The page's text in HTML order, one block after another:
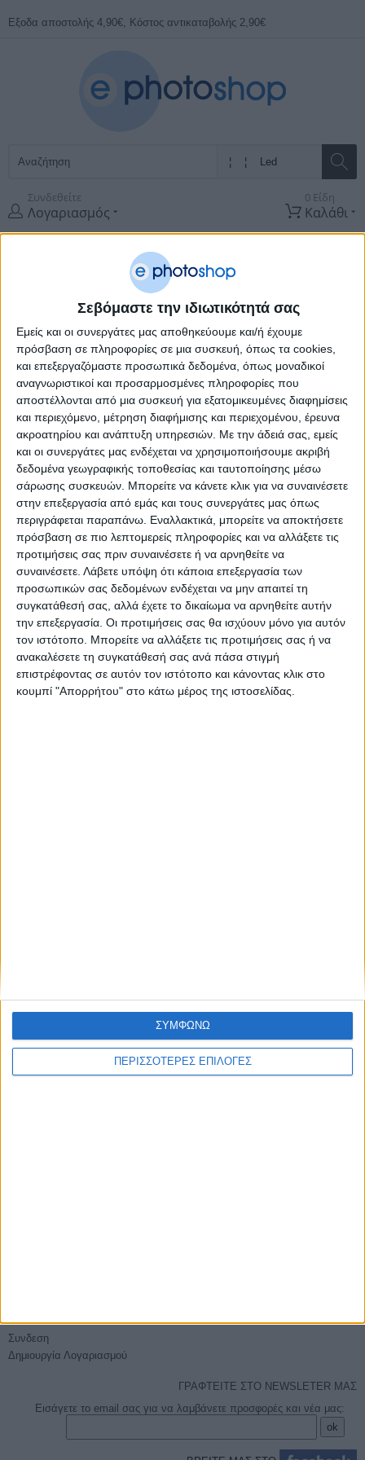
Σεβόμαστε την ιδιωτικότητά σας
Εμείς και οι συνεργάτες μας αποθηκεύουμε και/ή έχουμε
πρόσβαση σε πληροφορίες σε μια συσκευή, όπως τα cookies,
και επεξεργαζόμαστε προσωπικά δεδομένα, όπως μοναδικοί
αναγνωριστικοί και προσαρμοσμένες πληροφορίες που
αποστέλλονται από μια συσκευή για εξατομικευμένες διαφημίσεις
και περιεχόμενο, μέτρηση διαφήμισης και περιεχομένου, έρευνα
ακροατηρίου και ανάπτυξη υπηρεσιών. Με την άδειά σας, εμείς
και οι συνεργάτες μας ενδέχεται να χρησιμοποιήσουμε ακριβή
δεδομένα γεωγραφικής τοποθεσίας και ταυτοποίησης μέσω
σάρωσης συσκευών. Μπορείτε να κάνετε κλικ για να συναινέσετε
στην επεξεργασία από εμάς και τους συνεργάτες μας όπως
περιγράφεται παραπάνω. Εναλλακτικά, μπορείτε να αποκτήσετε
πρόσβαση σε πιο λεπτομερείς πληροφορίες και να αλλάξετε τις
προτιμήσεις σας πριν συναινέσετε ή να αρνηθείτε να
συναινέσετε. Λάβετε υπόψη ότι κάποια επεξεργασία των
προσωπικών σας δεδομένων ενδέχεται να μην απαιτεί τη
συγκατάθεσή σας, αλλά έχετε το δικαίωμα να αρνηθείτε αυτήν
την επεξεργασία. Οι προτιμήσεις σας θα ισχύουν μόνο για αυτόν
τον ιστότοπο. Μπορείτε να αλλάξετε τις προτιμήσεις σας ή να
ανακαλέσετε τη συγκατάθεσή σας ανά πάσα στιγμή
επιστρέφοντας σε αυτόν τον ιστότοπο και κάνοντας κλικ στο
κουμπί "Απορρήτου" στο κάτω μέρος της ιστοσελίδας.
ΠΕΡΙΣΣΟΤΕΡΕΣ ΕΠΙΛΟΓΕΣ
ΣΥΜΦΩΝΩ
Εξοδα αποστολής 4,90€, Κόστος αντικαταβολής 2,90€
Συνδεθείτε
Λογαριασμός
0 Είδη
Καλάθι
Αρχική Σελίδα Φωτογραφικά Φωτισμός Led
ΥΠΟΚΑΤΗΓΟΡΊΕΣ
ΔΙΑΘΕΣΙΜΌΤΗΤΑ
Άμεση παραλαβή / Παράδοση 1 έως 3 ημέρες
1-3 ημέρες
7-10 ημέρες
Κατόπιν Παραγγελίας
ΕΠΑΝΑΦΟΡΆ
Led
Δεν υπάρχουν προϊόντα Κάτω από αυτήν την Κατηγορία.
ΑΓΟΡΆΣΤΕ ΧΩΡΊΣ ΕΓΓΡΑΦΉ
Βάλτε την παραγγελία σας και χωρίς εγγραφή
Συνδεση
Δημιουργία Λογαριασμού
ΓΡΑΦΤΕΙΤΕ ΣΤΟ NEWSLETER ΜΑΣ
Εισάγετε το email σας για να λαμβάνετε προσφορές και νέα μας: